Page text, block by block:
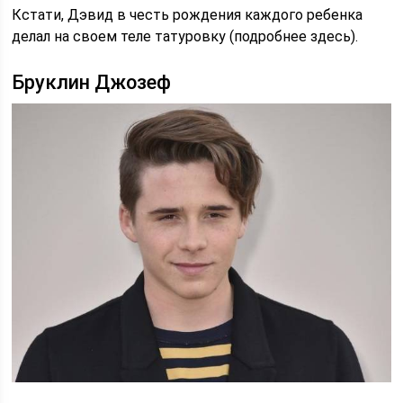
Кстати, Дэвид в честь рождения каждого ребенка
делал на своем теле татуровку (подробнее здесь).
Бруклин Джозеф